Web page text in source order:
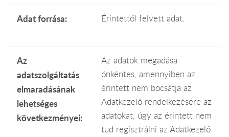
Adat forrása: Érintettől felvett adat.
Az
adatszolgáltatás
elmaradásának
lehetséges
következményei:
Az adatok megadása
önkéntes, amennyiben az
érintett nem bocsátja az
Adatkezelő rendelkezésére az
adatokat, úgy az érintett nem
tud regisztrálni az Adatkezelő